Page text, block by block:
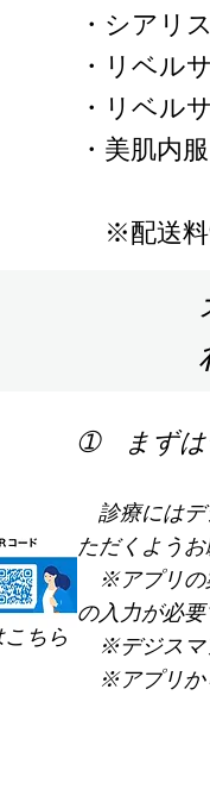
・シアリ
・リベル
・リベル
・美肌内
※配送料
ちら
➀ まずは
診療にはデ
ただくよう
※アプリの
の入力が必要
※デジスマ
※アプリか